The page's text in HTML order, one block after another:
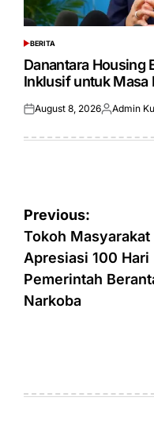
POSTED
IN
BERITA
Danantara Housing
Inklusif untuk Masa
Posted
August 8, 2026Posted
Admin
Post
navigation
Previous:
Tokoh Masyarakat
Apresiasi 100 Hari
Pemerintah
Narkoba